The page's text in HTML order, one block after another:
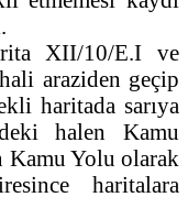
XII/10/E.I ve
araziden geçip
haritada sarıya
halen Kamu
Kamu Yolu olarak
haritalara